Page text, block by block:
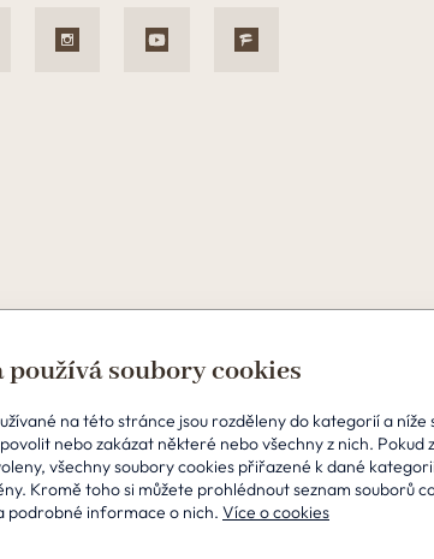
© 2026 Perfect Clinic
používá soubory cookies
na této stránce jsou rozděleny do kategorií a níže
nebo zakázat některé nebo všechny z nich. Pokud
všechny soubory cookies přiřazené k dané
Kromě toho si můžete prohlédnout seznam souborů
podrobné informace o nich. Více o cookies